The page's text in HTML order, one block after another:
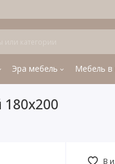
Эра мебель Мебель
В